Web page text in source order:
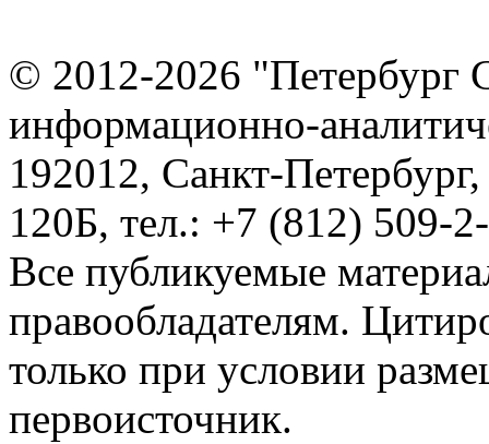
© 2012-2026 "Петербург
информационно-
192012, Санкт-
120Б, тел.: +7 (812) 509-
Все публикуемые
правообладателям.
только при условии
первоисточник.